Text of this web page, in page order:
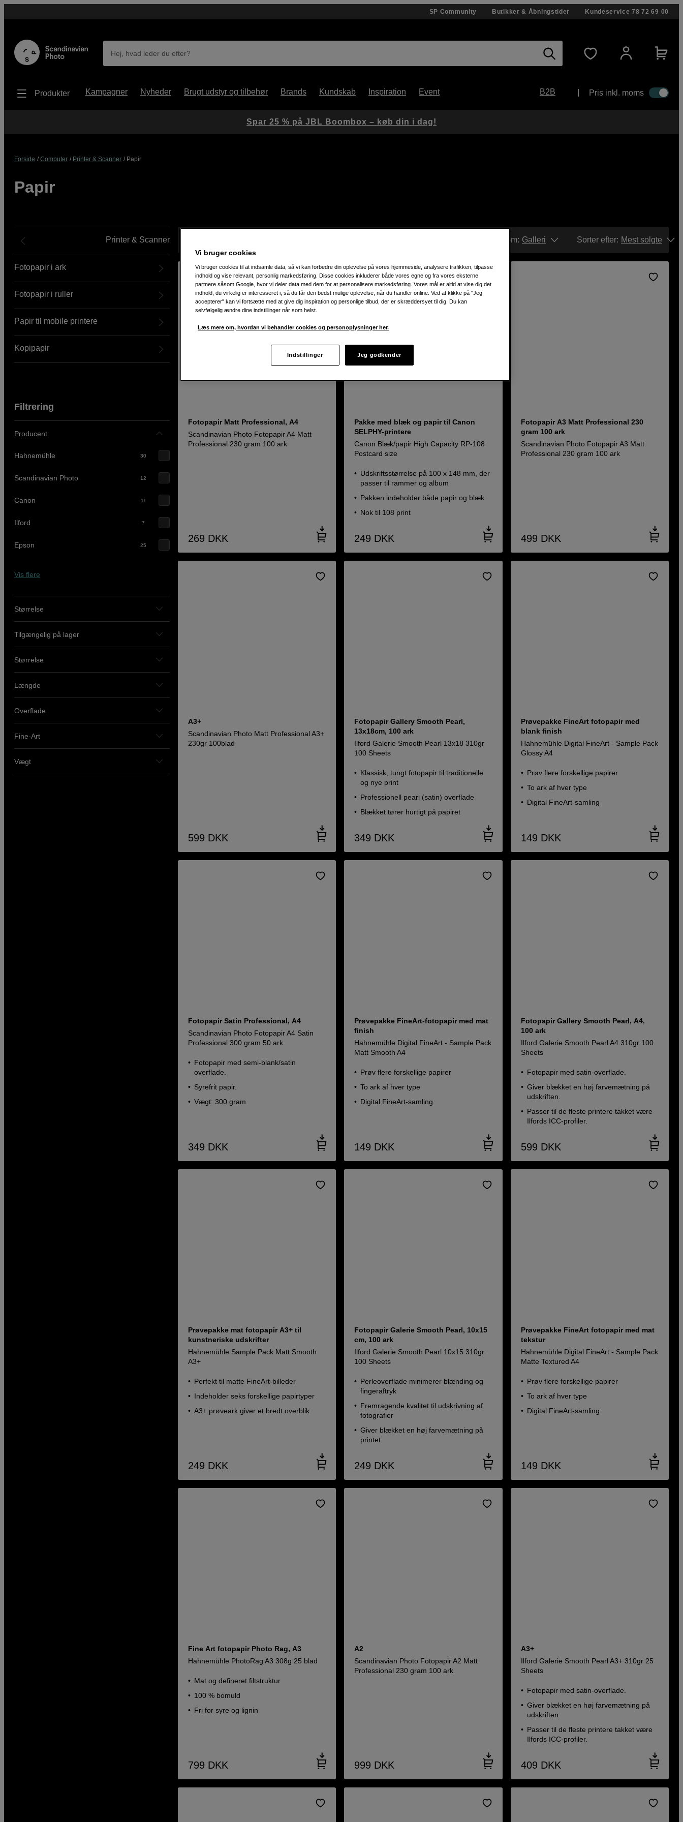
SP Community Butikker & Åbningstider Kundeservice 78 72 69 00
Hej, hvad leder du efter?
Produkter Kampagner Nyheder Brugt udstyr og tilbehør Brands Kundskab Inspiration Event B2B Pris inkl. moms
Forside Computer Printer & Scanner Papir
Papir
Printer & Scanner
Fotopapir i ark
Fotopapir i ruller
Papir til mobile printere
Kopipapir
Filtrering
Producent
Hahnemühle 30
Scandinavian Photo 12
Canon 11
Ilford 7
Epson 25
Vis flere
Størrelse
Tilgængelig på lager
Størrelse
Længde
Overflade
Fine-Art
Vægt
Vis som: Galleri Sorter efter: Mest solgte
Fotopapir Matt Professional, A4
Scandinavian Photo Fotopapir A4 Matt
Professional 230 gram 100 ark
269 DKK
Pakke med blæk og papir til Canon
SELPHY-printere
Canon Blæk/papir High Capacity RP-108
Postcard size
Udskriftsstørrelse på 100 x 148 mm, der
passer til rammer og album
Pakken indeholder både papir og blæk
Nok til 108 print
249 DKK
Fotopapir A3 Matt Professional 230
gram 100 ark
Scandinavian Photo Fotopapir A3 Matt
Professional 230 gram 100 ark
499 DKK
A3+
Scandinavian Photo Matt Professional A3+
230gr 100blad
599 DKK
Fotopapir Gallery Smooth Pearl,
13x18cm, 100 ark
Ilford Galerie Smooth Pearl 13x18 310gr
100 Sheets
Klassisk, tungt fotopapir til traditionelle
og nye print
Professionell pearl (satin) overflade
Blækket tører hurtigt på papiret
349 DKK
Prøvepakke FineArt fotopapir med
blank finish
Hahnemühle Digital FineArt - Sample Pack
Glossy A4
Prøv flere forskellige papirer
To ark af hver type
Digital FineArt-samling
149 DKK
Fotopapir Satin Professional, A4
Scandinavian Photo Fotopapir A4 Satin
Professional 300 gram 50 ark
Fotopapir med semi-blank/satin
overflade.
Syrefrit papir.
Vægt: 300 gram.
349 DKK
Prøvepakke FineArt-fotopapir med mat
finish
Hahnemühle Digital FineArt - Sample Pack
Matt Smooth A4
Prøv flere forskellige papirer
To ark af hver type
Digital FineArt-samling
149 DKK
Fotopapir Gallery Smooth Pearl, A4,
100 ark
Ilford Galerie Smooth Pearl A4 310gr 100
Sheets
Fotopapir med satin-overflade.
Giver blækket en høj farvemætning på
udskriften.
Passer til de fleste printere takket være
Ilfords ICC-profiler.
599 DKK
Prøvepakke mat fotopapir A3+ til
kunstneriske udskrifter
Hahnemühle Sample Pack Matt Smooth
A3+
Perfekt til matte FineArt-billeder
Indeholder seks forskellige papirtyper
A3+ prøveark giver et bredt overblik
249 DKK
Fotopapir Galerie Smooth Pearl, 10x15
cm, 100 ark
Ilford Galerie Smooth Pearl 10x15 310gr
100 Sheets
Perleoverflade minimerer blænding og
fingeraftryk
Fremragende kvalitet til udskrivning af
fotografier
Giver blækket en høj farvemætning på
printet
249 DKK
Prøvepakke FineArt fotopapir med mat
tekstur
Hahnemühle Digital FineArt - Sample Pack
Matte Textured A4
Prøv flere forskellige papirer
To ark af hver type
Digital FineArt-samling
149 DKK
Fine Art fotopapir Photo Rag, A3
Hahnemühle PhotoRag A3 308g 25 blad
Mat og defineret filtstruktur
100 % bomuld
Fri for syre og lignin
799 DKK
A2
Scandinavian Photo Fotopapir A2 Matt
Professional 230 gram 100 ark
999 DKK
A3+
Ilford Galerie Smooth Pearl A3+ 310gr 25
Sheets
Fotopapir med satin-overflade.
Giver blækket en høj farvemætning på
udskriften.
Passer til de fleste printere takket være
Ilfords ICC-profiler.
409 DKK
Spar 25 % på JBL Boombox – køb din i dag!
Vi bruger cookies
Vi bruger cookies til at indsamle data, så vi kan forbedre din oplevelse på vores hjemmeside, analysere trafikken, tilpasse
indhold og vise relevant, personlig markedsføring. Disse cookies inkluderer både vores egne og fra vores eksterne
partnere såsom Google, hvor vi deler data med dem for at personalisere markedsføring. Vores mål er altid at vise dig det
indhold, du virkelig er interesseret i, så du får den bedst mulige oplevelse, når du handler online. Ved at klikke på "Jeg
accepterer" kan vi fortsætte med at give dig inspiration og personlige tilbud, der er skræddersyet til dig. Du kan
selvfølgelig ændre dine indstillinger når som helst.
Læs mere om, hvordan vi behandler cookies og personoplysninger her.
Indstillinger Jeg godkender